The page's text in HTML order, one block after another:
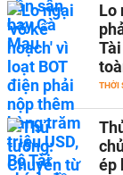
Lo
THỜI
ép